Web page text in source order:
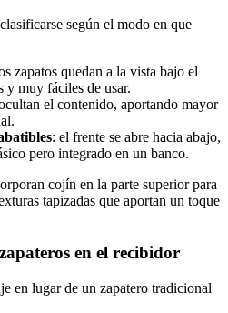
según el modo en que
zapatos quedan a la vista bajo el
y muy fáciles de usar.
el contenido, aportando mayor
: el frente se abre hacia abajo,
pero integrado en un banco.
cojín en la parte superior para
tapizadas que aportan un toque
en el recibidor
en lugar de un zapatero tradicional